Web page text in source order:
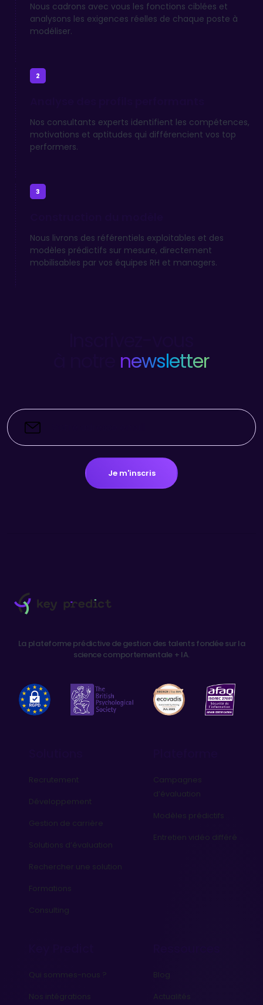
Nous cadrons avec vous les fonctions ciblées et
analysons les exigences réelles de chaque poste à
modéliser.
2
Nos consultants experts identifient les compétences,
motivations et aptitudes qui différencient vos top
performers.
3
Nous livrons des référentiels exploitables et des
modèles prédictifs sur mesure, directement
mobilisables par vos équipes RH et managers.
newsletter
Je m'inscris
La plateforme prédictive de gestion des talents fondée sur la
science comportementale + IA.
Recrutement
Développement
Gestion de carrière
Solutions d’évaluation
Rechercher une solution
Formations
Consulting
Campagnes
d’évaluation
Modèles prédictifs
Entretien vidéo différé
Qui sommes-nous ?
Nos intégrations
Blog
Actualités